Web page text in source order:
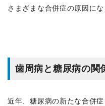
さまざまな合併症の原因に
歯周病と糖尿病の関
近年、糖尿病の新たな合併